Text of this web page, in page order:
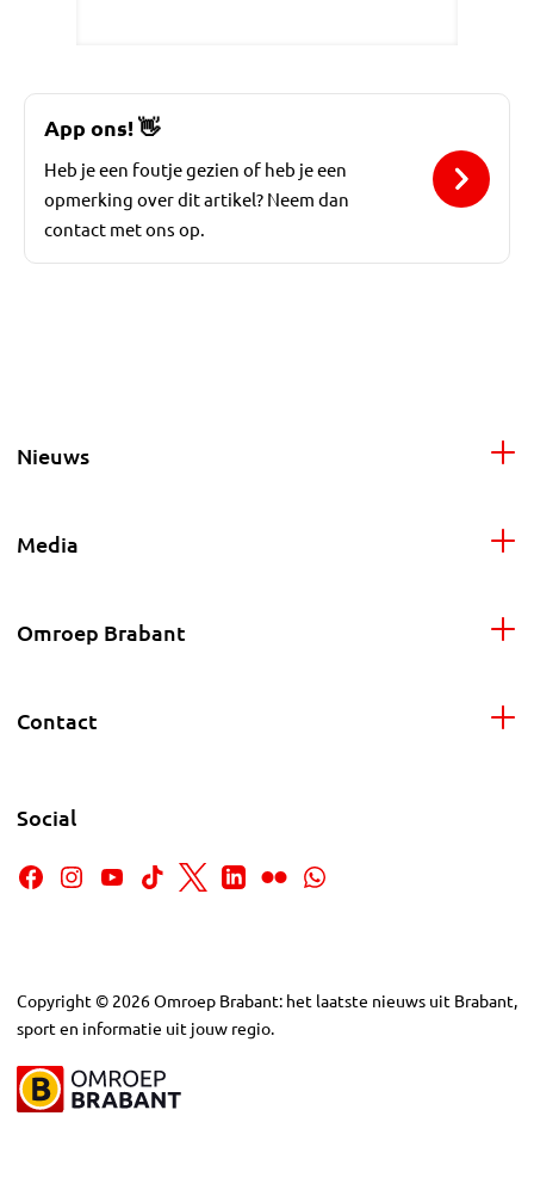
App ons!👋
Heb je een foutje gezien of heb je een
opmerking over dit artikel? Neem dan
contact met ons op.
Nieuws
Media
Omroep Brabant
Contact
Social
Copyright © 2026Omroep Brabant: het laatste nieuws uit Brabant,
sport en informatie uit jouw regio.